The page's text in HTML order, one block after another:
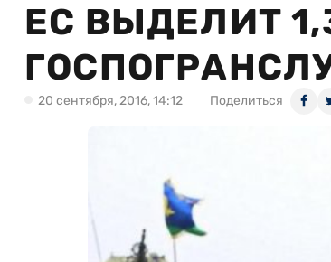
ЕС ВЫДЕЛИТ
20 сентября, 2016, 14:12 Поделиться